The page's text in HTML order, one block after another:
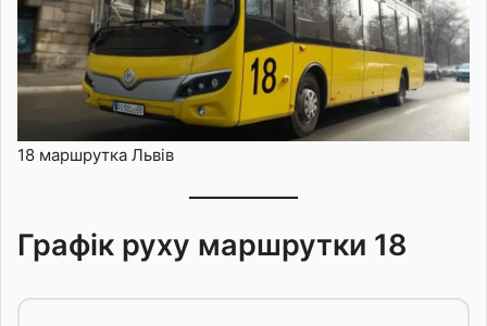
18 маршрутка Львів
Графік руху маршрутки 18